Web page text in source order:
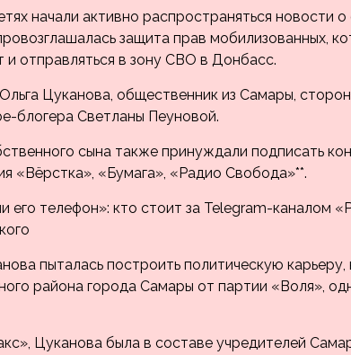
начали активно распространяться новости
защита прав мобилизованных,
и отправляться в зону СВО в Донбасс.
Цуканова, общественник из Самары,
блогера Светланы Пеуновой.
сына также принуждали подписать
«Вёрстка», «Бумага», «Радио Свобода»**.
его телефон»: кто стоит за Telegram-каналом
пыталась построить политическую
района города Самары от партии «Воля»,
Цуканова была в составе учредителей